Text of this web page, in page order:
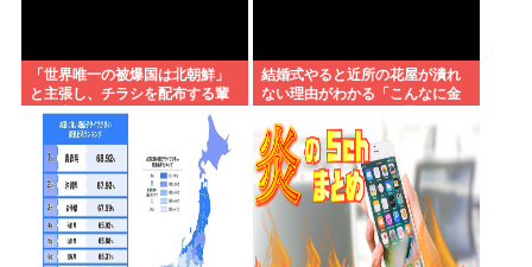
「世界唯一の被爆国は北朝鮮」
と主張し、チラシを配布する輩
が発生
結婚式やると近所の花屋が潰れ
ない理由がわかる「こんなに金